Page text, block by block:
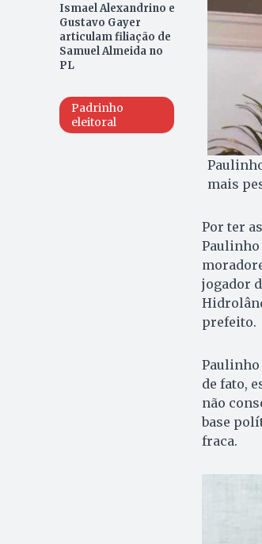
Ismael Alexandrino e
Gustavo Gayer
articulam filiação de
Samuel Almeida no
PL
Padrinho
eleitoral
mais
Por ter
Paulinho
jogador
prefeito.
Paulinho
de fato,
não
base
fraca.